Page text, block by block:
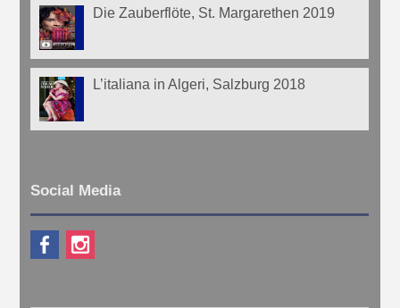
Die Zauberflöte, St. Margarethen 2019
L’italiana in Algeri, Salzburg 2018
Social Media